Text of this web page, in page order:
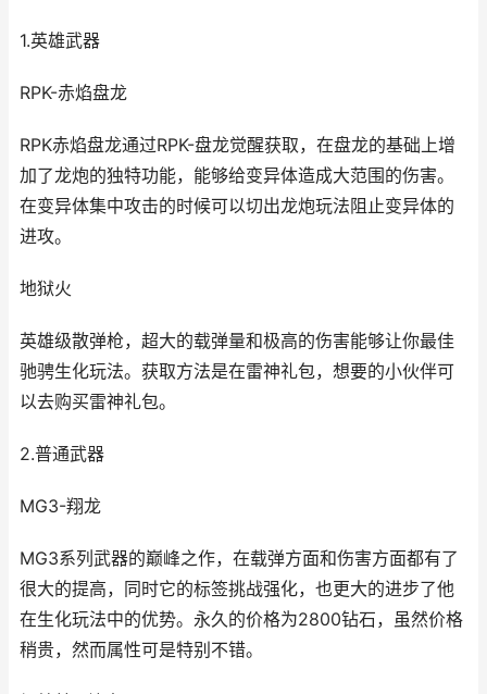
1.英雄武器
RPK-赤焰盘龙
RPK赤焰盘龙通过RPK-盘龙觉醒获取，在盘龙的基础上增
加了龙炮的独特功能，能够给变异体造成大范围的伤害。
在变异体集中攻击的时候可以切出龙炮玩法阻止变异体的
进攻。
地狱火
英雄级散弹枪，超大的载弹量和极高的伤害能够让你最佳
驰骋生化玩法。获取方法是在雷神礼包，想要的小伙伴可
以去购买雷神礼包。
2.普通武器
MG3-翔龙
MG3系列武器的巅峰之作，在载弹方面和伤害方面都有了
很大的提高，同时它的标签挑战强化，也更大的进步了他
在生化玩法中的优势。永久的价格为2800钻石，虽然价格
稍贵，然而属性可是特别不错。